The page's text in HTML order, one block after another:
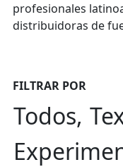
profesionales
distribuidoras de
FILTRAR POR
Todos